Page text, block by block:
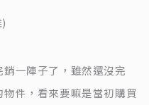
一陣子了，雖然還沒完
件，看來要嘛是當初購買